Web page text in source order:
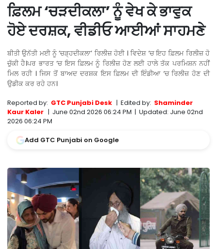
ਫ਼ਿਲਮ ‘ਚੜਦੀਕਲਾ’ ਨੂੰ ਵੇਖ ਕੇ ਭਾਵੁਕ
ਹੋਏ ਦਰਸ਼ਕ, ਵੀਡੀਓ ਆਈਆਂ ਸਾਹਮਣੇ
ਬੀਤੀ ਉਨੱਤੀ ਮਈ ਨੂੰ ‘ਚੜ੍ਹਦੀਕਲਾ’ ਰਿਲੀਜ਼ ਹੋਈ । ਵਿਦੇਸ਼ ‘ਚ ਇਹ ਫ਼ਿਲਮ ਰਿਲੀਜ਼ ਹੋ
ਚੁੱਕੀ ਹੈ।ਪਰ ਭਾਰਤ ‘ਚ ਇਸ ਫ਼ਿਲਮ ਨੂੰ ਰਿਲੀਜ਼ ਹੋਣ ਲਈ ਹਾਲੇ ਤੱਕ ਪਰਮਿਸ਼ਨ ਨਹੀਂ
ਮਿਲ ਰਹੀ । ਜਿਸ ਤੋਂ ਬਾਅਦ ਦਰਸ਼ਕ ਇਸ ਫ਼ਿਲਮ ਦੀ ਇੰਡੀਆ ‘ਚ ਰਿਲੀਜ਼ ਹੋਣ ਦੀ
ਉਡੀਕ ਕਰ ਰਹੇ ਹਨ।
Reported by: GTC Punjabi Desk | Edited by: Shaminder
Kaur Kaler | June 02nd 2026 06:24 PM | Updated: June 02nd
2026 06:24 PM
Add GTC Punjabi on Google